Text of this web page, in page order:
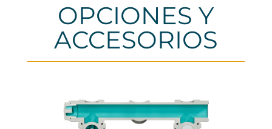
OPCIONES Y
ACCESORIOS